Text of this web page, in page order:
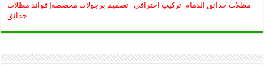
مظلات حدائق الدمام| تركيب احترافي | تصميم برجولات مخصصة| فوائد مظلات
حدائق